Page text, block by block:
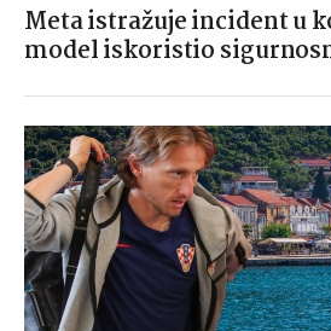
Meta istražuje incident u
model iskoristio